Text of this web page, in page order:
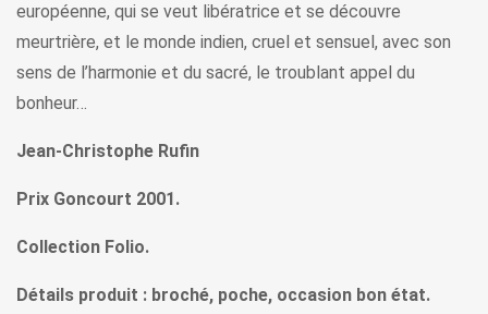
européenne, qui se veut libératrice et se découvre
meurtrière, et le monde indien, cruel et sensuel, avec son
sens de l’harmonie et du sacré, le troublant appel du
bonheur…
Jean-Christophe Rufin
Prix Goncourt 2001.
Collection Folio.
Détails produit : broché, poche, occasion bon état.